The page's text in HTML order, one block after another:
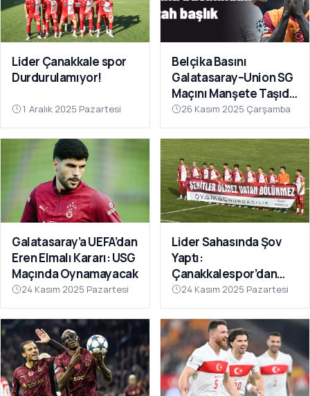
Lider Çanakkale spor
Durdurulamıyor!
1 Aralık 2025 Pazartesi
Belçika Basını
Galatasaray–Union SG
Maçını Manşete Taşıdı:
“50 Bin Türk’ü
Susturdular”
26 Kasım 2025 Çarşamba
Galatasaray’a UEFA’dan
Eren Elmalı Kararı: USG
Maçında Oynamayacak
24 Kasım 2025 Pazartesi
Lider Sahasında Şov
Yaptı:
Çanakkalespor’dan
Farklı Galibiyet
24 Kasım 2025 Pazartesi